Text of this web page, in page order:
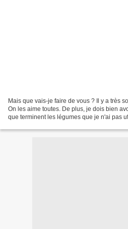
Mais que vais-je faire de vous ? Il y a très
On les aime toutes. De plus, je dois bien
que terminent les légumes que je n'ai pas